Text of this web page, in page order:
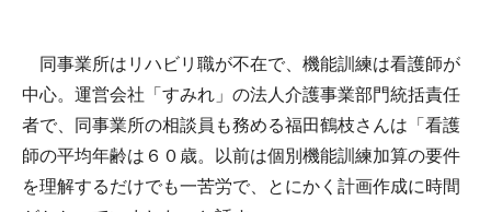
同事業所はリハビリ職が不在で、機能訓練は看護師が
中心。運営会社「すみれ」の法人介護事業部門統括責任
者で、同事業所の相談員も務める福田鶴枝さんは「看護
師の平均年齢は６０歳。以前は個別機能訓練加算の要件
を理解するだけでも一苦労で、とにかく計画作成に時間